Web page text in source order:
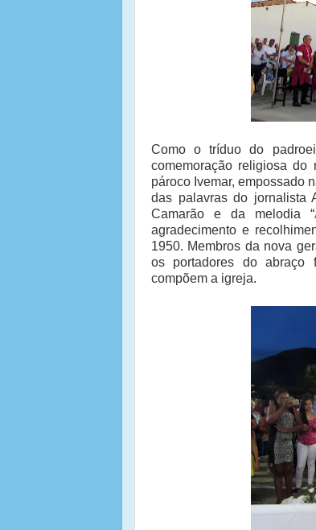
Como o tríduo do
comemoração religiosa
pároco Ivemar, empossado
das palavras do jornalista
Camarão e da melodia “
agradecimento e
1950. Membros da nova
os portadores do abraço
compõem a igreja.